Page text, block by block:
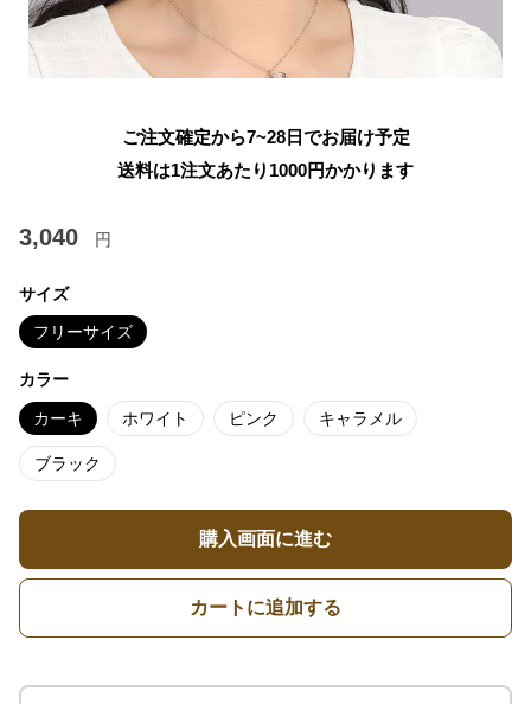
ご注文確定から7~28日でお届け予定
送料は1注文あたり 1000円かかります
3,040 円
サイズ
フリーサイズ
カラー
カーキ ホワイト ピンク キャラメル
ブラック
購入画面に進む
カートに追加する